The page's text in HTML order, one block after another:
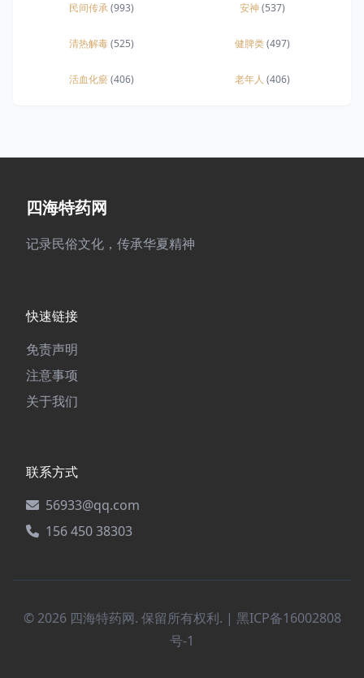
民间传承(993) 安神(537)
清热解毒(525) 健脾类(497)
活血化瘀(406) 老年人 (406)
四海特药网
记录民俗文化，传承华夏精神
快速链接
免责声明
注意事项
关于我们
联系方式
56933@qq.com
156 450 38303
© 2026 四海特药网. 保留所有权利. | 黑ICP备16002808
号-1